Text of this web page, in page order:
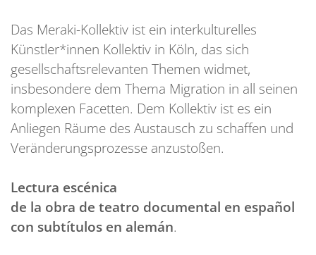
Das Meraki-Kollektiv ist ein interkulturelles
Künstler*innen Kollektiv in Köln, das sich
gesellschaftsrelevanten Themen widmet,
insbesondere dem Thema Migration in all seinen
komplexen Facetten. Dem Kollektiv ist es ein
Anliegen Räume des Austausch zu schaffen und
Veränderungsprozesse anzustoßen.
Lectura escénica
de la obra de teatro documental en español
con subtítulos en alemán.